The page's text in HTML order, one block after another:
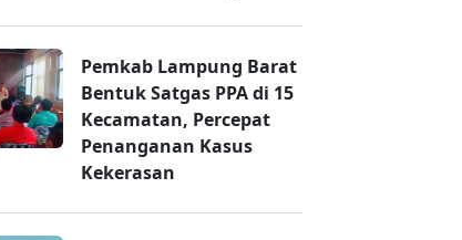
Pemkab Lampung Barat
Bentuk Satgas PPA di 15
Kecamatan, Percepat
Penanganan Kasus
Kekerasan